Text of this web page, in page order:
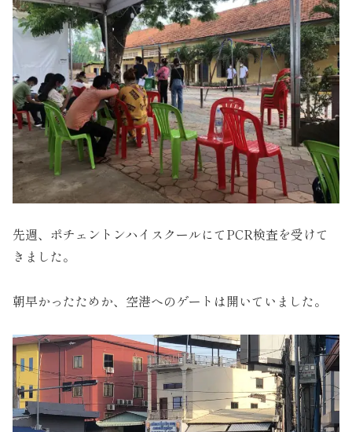
先週、ポチェントンハイスクールにてPCR検査を受けて
きました。
朝早かったためか、空港へのゲートは開いていました。